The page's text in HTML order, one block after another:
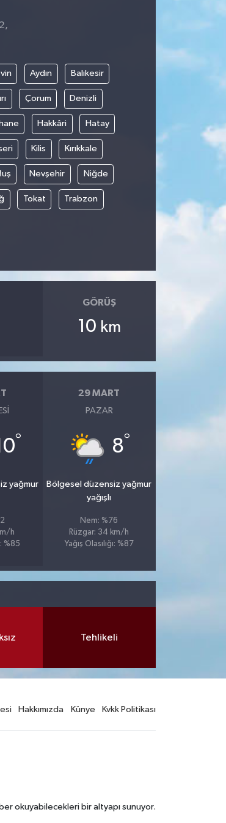
Aydın Balıkesir
Çorum Denizli
Hakkâri Hatay
Kilis Kırıkkale
Nevşehir Niğde
Tokat Trabzon
GÖRÜŞ
10 km
°
yağmur
h
%85
29 MART
PAZAR
8°
Bölgesel düzensiz yağmur
yağışlı
Nem: %76
Rüzgar: 34 km/h
Yağış Olasılığı: %87
Tehlikeli
Hakkımızda Künye Kvkk Politikası
okuyabilecekleri bir altyapı sunuyor.